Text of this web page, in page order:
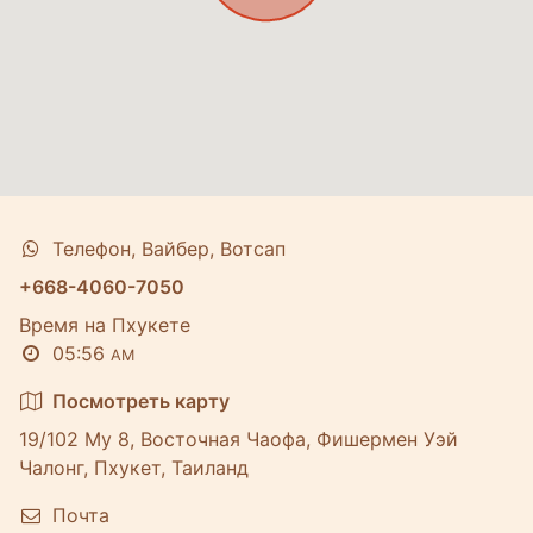
Телефон, Вайбер, Вотсап
+668-4060-7050
Время на Пхукете
05:56 AM
Посмотреть карту
19/102 Му 8, Восточная Чаофа, Фишермен Уэй
Чалонг, Пхукет, Таиланд
Почта